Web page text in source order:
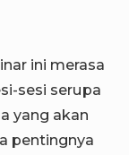
ini merasa
sesi serupa
yang akan
pentingnya